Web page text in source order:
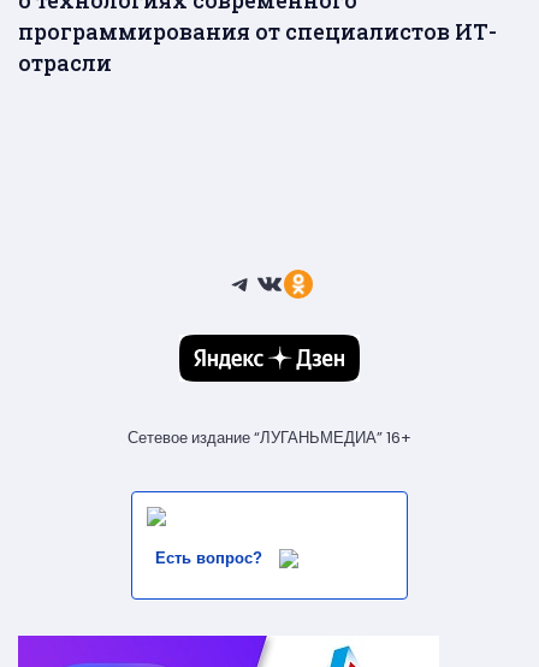
программирования от специалистов ИТ-
отрасли
Telegram
ВКонтакте
Ссылка
Сетевое издание “ЛУГАНЬМЕДИА” 16+
Есть вопрос?